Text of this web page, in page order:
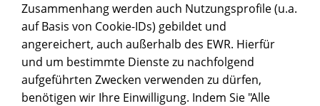
Zusammenhang werden auch Nutzungsprofile (u.a.
auf Basis von Cookie-IDs) gebildet und
angereichert, auch außerhalb des EWR. Hierfür
und um bestimmte Dienste zu nachfolgend
aufgeführten Zwecken verwenden zu dürfen,
benötigen wir Ihre Einwilligung. Indem Sie "Alle